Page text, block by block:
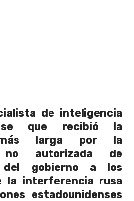
de inteligencia
que recibió la
larga por la
no autorizada de
del gobierno a los
la interferencia rusa
estadounidenses